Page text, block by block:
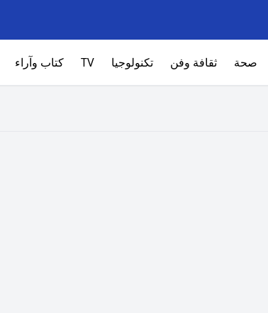
صحة ثقافة وفن تكنولوجيا TV كتاب وآراء